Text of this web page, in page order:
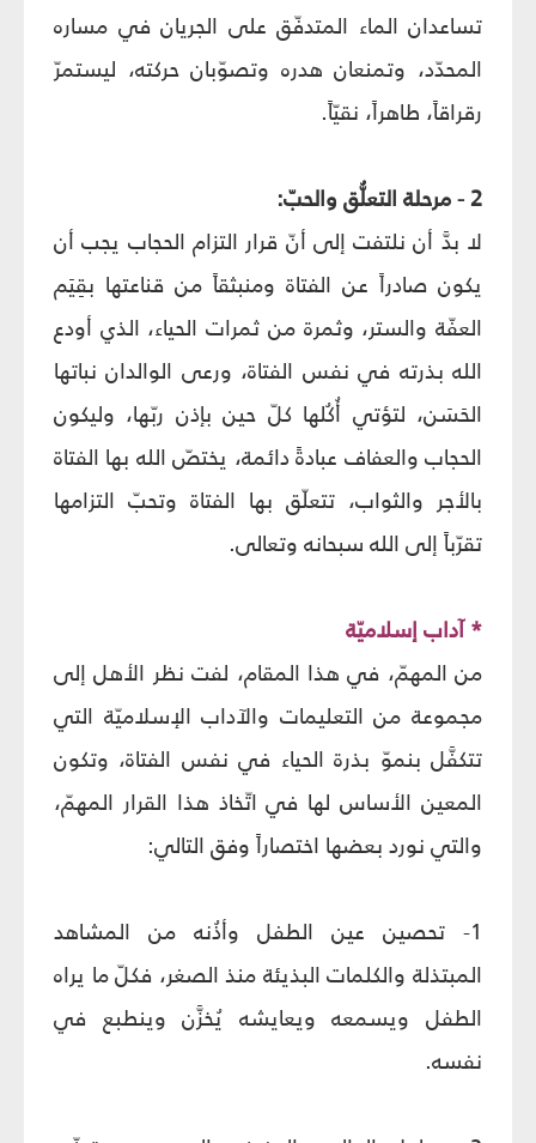
تساعدان الماء المتدفّق على الجريان في مساره
المحدّد، وتمنعان هدره وتصوّبان حركته، ليستمرّ
رقراقاً، طاهراً، نقيّاً.
2 - مرحلة التعلُّق والحبّ:
لا بدَّ أن نلتفت إلى أنّ قرار التزام الحجاب يجب أن
يكون صادراً عن الفتاة ومنبثقاً من قناعتها بقِيَم
العفّة والستر، وثمرة من ثمرات الحياء، الذي أودع
الله بذرته في نفس الفتاة، ورعى الوالدان نباتها
الحَسَن، لتؤتي أُكُلها كلّ حين بإذن ربّها، وليكون
الحجاب والعفاف عبادةً دائمة، يختصّ الله بها الفتاة
بالأجر والثواب، تتعلّق بها الفتاة وتحبّ التزامها
تقرّباً إلى الله سبحانه وتعالى.
* آداب إسلاميّة
من المهمّ، في هذا المقام، لفت نظر الأهل إلى
مجموعة من التعليمات والآداب الإسلاميّة التي
تتكفَّل بنموّ بذرة الحياء في نفس الفتاة، وتكون
المعين الأساس لها في اتّخاذ هذا القرار المهمّ،
والتي نورد بعضها اختصاراً وفق التالي:
1- تحصين عين الطفل وأذُنه من المشاهد
المبتذلة والكلمات البذيئة منذ الصغر، فكلّ ما يراه
الطفل ويسمعه ويعايشه يُخزَّن وينطبع في
نفسه.